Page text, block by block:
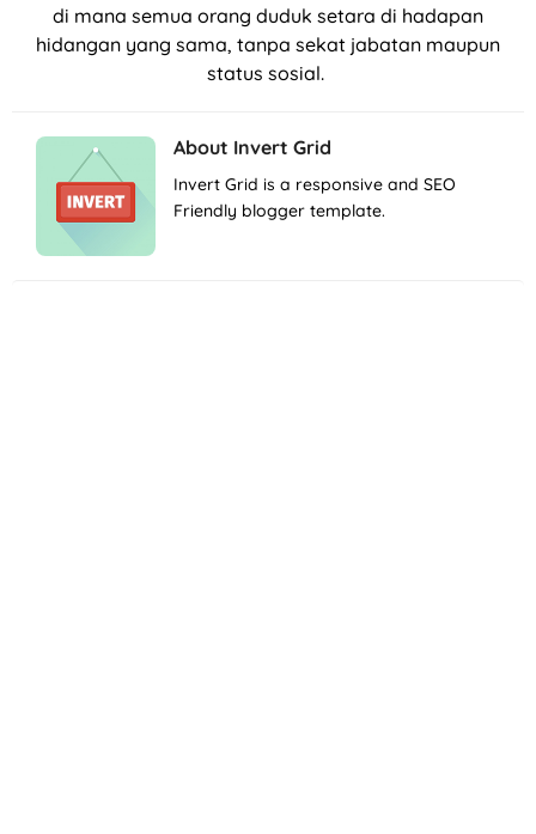
di mana semua orang duduk setara di hadapan
hidangan yang sama, tanpa sekat jabatan maupun
status sosial.
About Invert Grid
Invert Grid is a responsive and SEO
Friendly blogger template.